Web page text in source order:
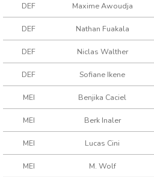
DEF Maxime Awoudja
DEF Nathan Fuakala
DEF Niclas Walther
DEF Sofiane Ikene
MEI Benjika Caciel
MEI Berk Inaler
MEI Lucas Cini
MEI M. Wolf